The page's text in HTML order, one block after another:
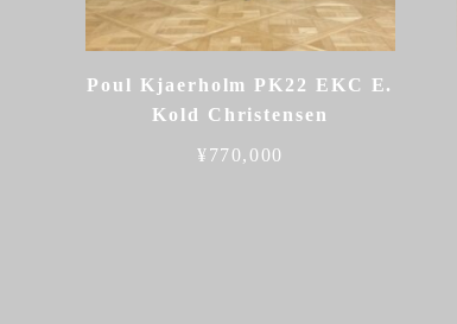
Poul Kjaerholm PK22 EKC E.
Kold Christensen
¥770,000